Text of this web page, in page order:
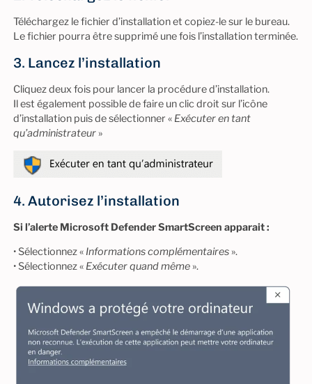
Téléchargez le fichier d’installation et copiez-le sur le bureau.
Le fichier pourra être supprimé une fois l’installation terminée.
3. Lancez l’installation
Cliquez deux fois pour lancer la procédure d’installation.
Il est également possible de faire un clic droit sur l’icône
d’installation puis de sélectionner «Exécuter en tant
qu’administrateur»
4. Autorisez l’installation
Si l’alerte Microsoft Defender SmartScreen apparait :
• Sélectionnez «Informations complémentaires».
• Sélectionnez «Exécuter quand même».